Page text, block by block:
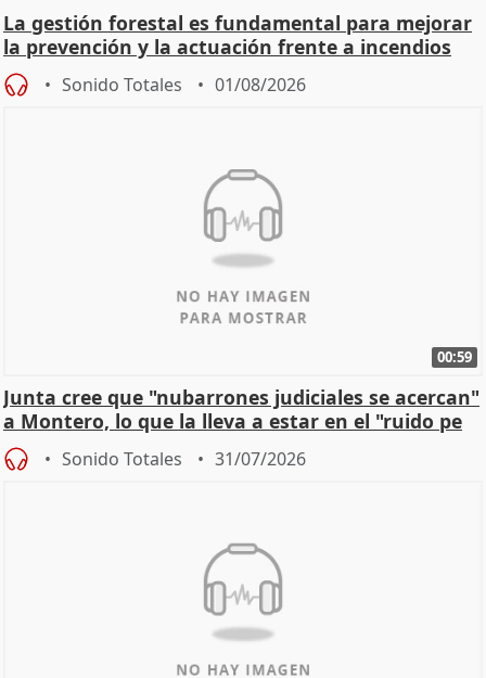
La gestión forestal es fundamental para mejorar
la prevención y la actuación frente a incendios
Sonido Totales 01/08/2026
00:59
Junta cree que "nubarrones judiciales se acercan"
a Montero, lo que la lleva a estar en el "ruido pe
Sonido Totales 31/07/2026